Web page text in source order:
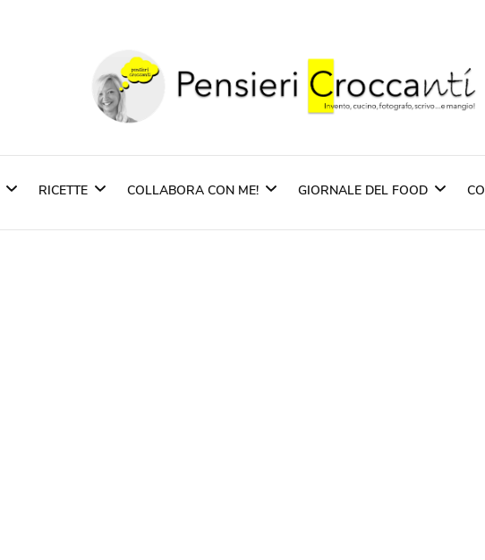
Pensieri
RICETTE COLLABORA CON ME! GIORNALE DEL FOOD